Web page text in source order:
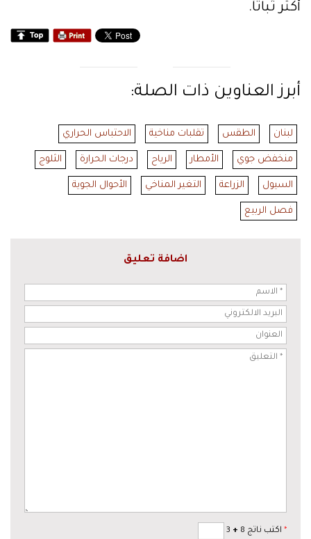
أكثر ثباتاً.
أبرز العناوين ذات الصلة:
لبنان الطقس تقلبات مناخية الاحتباس الحراري
منخفض جوي الأمطار الرياح درجات الحرارة الثلوج
السيول الزراعة التغير المناخي الأحوال الجوية
فصل الربيع
اضافة تعليق
* اكتب ناتج 8 +